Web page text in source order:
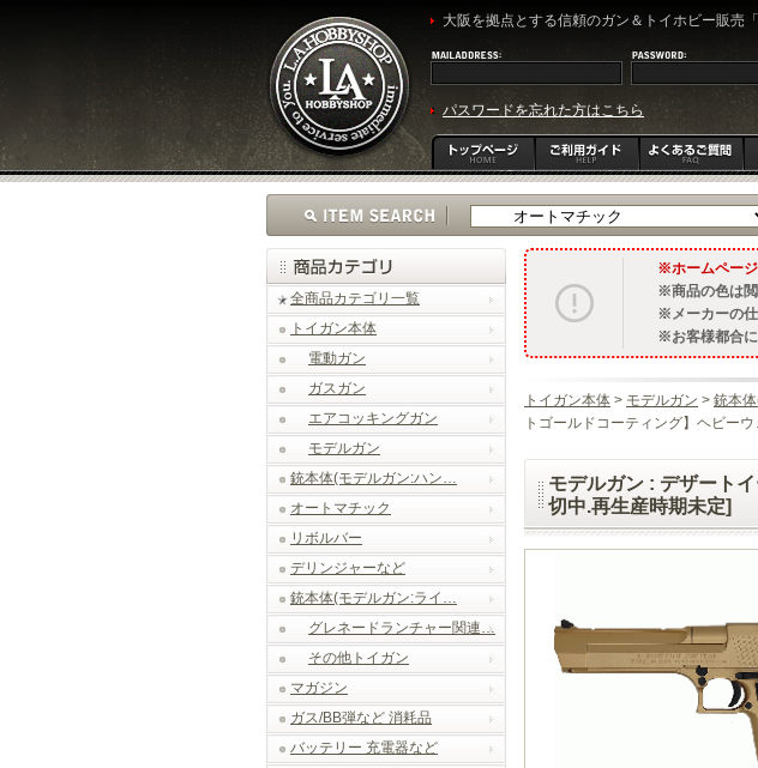
大阪を拠点とする信頼のガン＆トイホビー販売
パスワードを忘れた方はこちら
全商品カテゴリ一覧
トイガン本体
電動ガン
ガスガン
エアコッキングガン
モデルガン
銃本体(モデルガン:ハン…
オートマチック
リボルバー
デリンジャーなど
銃本体(モデルガン:ライ…
グレネードランチャー関連…
その他トイガン
マガジン
ガス/BB弾など 消耗品
バッテリー 充電器など
ホームペー
商品の色は
メーカーの
お客様都合
トイガン本体 > モデルガン > 銃本
トゴールドコーティング】ヘビー
モデルガン : デザート
切中.再生産時期未定]